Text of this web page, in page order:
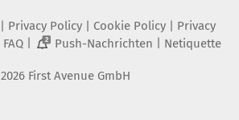
| Privacy Policy| Cookie Policy| Privacy
FAQ| 2 Push-Nachrichten | Netiquette
2026 First Avenue GmbH